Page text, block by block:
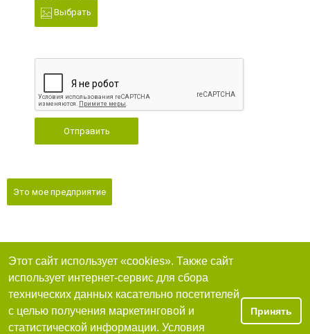
Выбрать
Отправить
Это мое предприятие
Этот сайт использует «cookies». Также сайт
использует интернет-сервис для сбора
технических данных касательно посетителей
с целью получения маркетинговой и
статистической информации. Условия
Принять